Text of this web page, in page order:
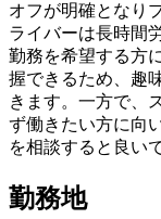
オフが明確となり
ライバーは長時間
勤務を希望する方
握できるため、趣
きます。一方で、
ず働きたい方に向
を相談すると良い
勤務地